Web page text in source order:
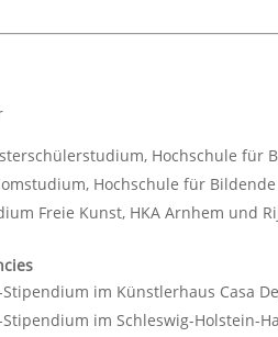
Hochschule für
Hochschule für
Freie Kunst, HKA Arnhem und
Stipendium im Künstlerhaus Casa
Stipendium im Schleswig-Holstein-